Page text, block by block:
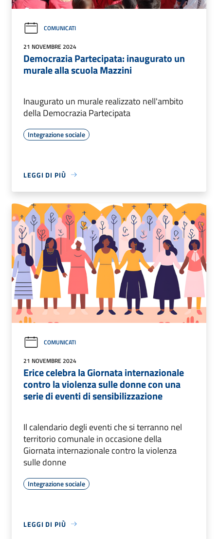
COMUNICATI
21 NOVEMBRE 2024
Democrazia Partecipata: inaugurato un
murale alla scuola Mazzini
Inaugurato un murale realizzato nell'ambito
della Democrazia Partecipata
Integrazione sociale
LEGGI DI PIÙ
COMUNICATI
21 NOVEMBRE 2024
Erice celebra la Giornata internazionale
contro la violenza sulle donne con una
serie di eventi di sensibilizzazione
Il calendario degli eventi che si terranno nel
territorio comunale in occasione della
Giornata internazionale contro la violenza
sulle donne
Integrazione sociale
LEGGI DI PIÙ